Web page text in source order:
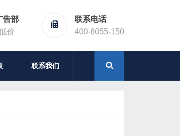
告部
价
联系电话
400-6055-150
联系我们